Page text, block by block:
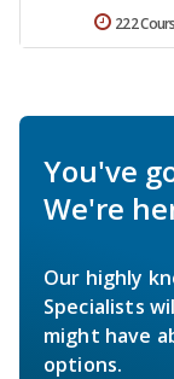
222
You've
We're
Our highly
Specialists
might have
options.